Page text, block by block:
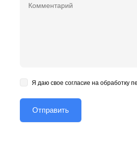
Я даю свое согласие на обработку